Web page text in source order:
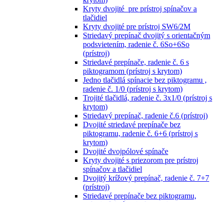
Kryty dvojité pre prístroj spínačov a
tlačidiel
Kryty dvojité pre prístroj SW6/2M
Striedavý prepínač dvojitý s orientačným
podsvietením, radenie č. 6So+6So
(prístroj)
Striedavé prepínače, radenie č. 6 s
piktogramom (prístroj s krytom)
Jedno tlačidlá spínacie bez piktogramu ,
radenie č. 1/0 (prístroj s krytom)
Trojité tlačidlá, radenie č. 3x1/0 (prístroj s
krytom)
Striedavý prepínač, radenie č.6 (prístroj)
Dvojité striedavé prepínače bez
piktogramu, radenie č. 6+6 (prístroj s
krytom)
Dvojité dvojpólové spínače
Kryty dvojité s priezorom pre prístroj
spínačov a tlačidiel
Dvojitý krížový prepínač, radenie č. 7+7
(prístroj)
Striedavé prepínače bez piktogramu,